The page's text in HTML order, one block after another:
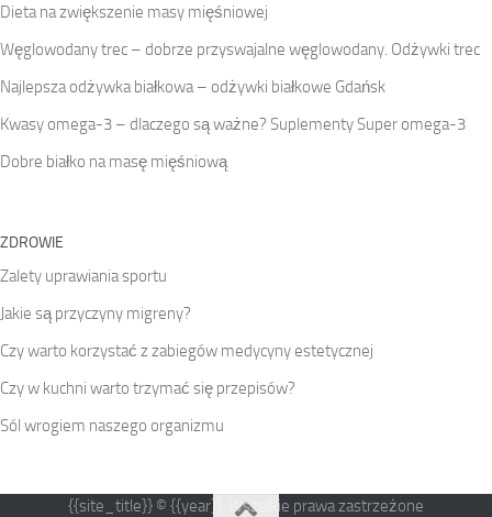
Dieta na zwiększenie masy mięśniowej
Węglowodany trec – dobrze przyswajalne węglowodany. Odżywki trec
Najlepsza odżywka białkowa – odżywki białkowe Gdańsk
Kwasy omega-3 – dlaczego są ważne? Suplementy Super omega-3
Dobre białko na masę mięśniową
ZDROWIE
Zalety uprawiania sportu
Jakie są przyczyny migreny?
Czy warto korzystać z zabiegów medycyny estetycznej
Czy w kuchni warto trzymać się przepisów?
Sól wrogiem naszego organizmu
{{site_title}} © {{year}}. Wszelkie prawa zastrzeżone